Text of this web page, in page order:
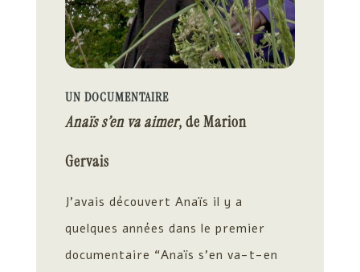
UN DOCUMENTAIRE
Anaïs s’en va aimer, de Marion
Gervais
J’avais découvert Anaïs il y a
quelques années dans le premier
documentaire “Anaïs s’en va-t-en